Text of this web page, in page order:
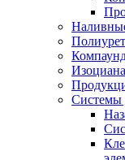
Системы